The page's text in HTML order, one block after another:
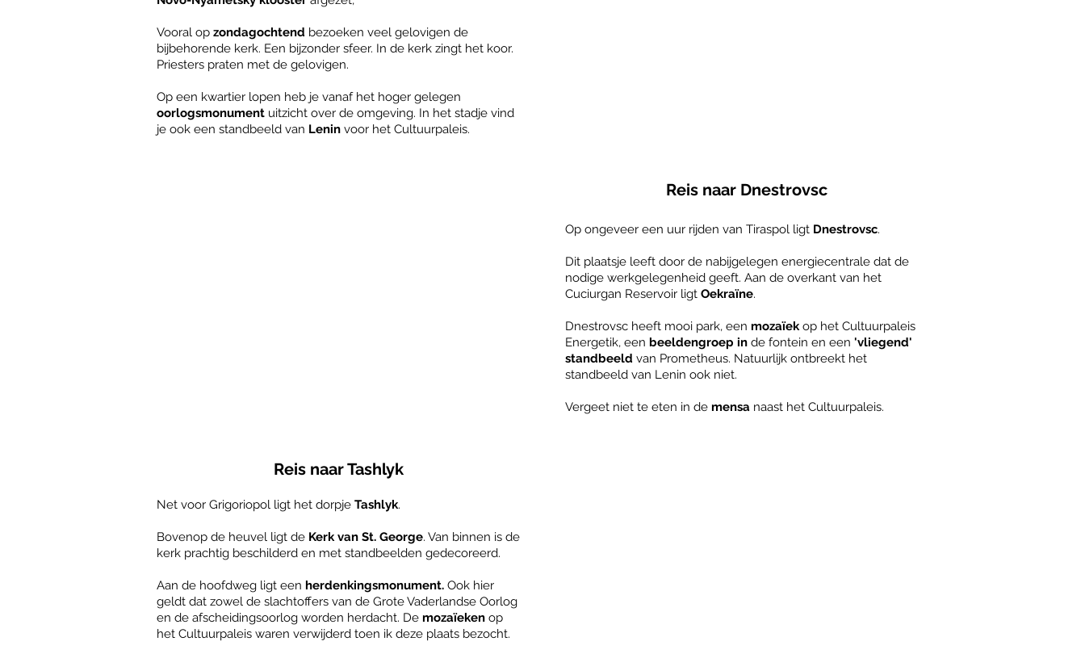
Vooral op zondagochtend bezoeken veel gelovigen de
bijbehorende kerk. Een bijzonder sfeer. In de kerk zingt het koor.
Priesters praten met de gelovigen.
Op een kwartier lopen heb je vanaf het hoger gelegen
oorlogsmonument uitzicht over de omgeving. In het stadje vind
je ook een standbeeld van Lenin voor het Cultuurpaleis.
Reis naar Dnestrovsc
Op ongeveer een uur rijden van Tiraspol ligt Dnestrovsc.
Dit plaatsje leeft door de nabijgelegen energiecentrale dat de
nodige werkgelegenheid geeft. Aan de overkant van het
Cuciurgan Reservoir ligt Oekraïne.
Dnestrovsc heeft mooi park, een mozaïekop het Cultuurpaleis
Energetik, een beeldengroep in de fontein en een 'vliegend'
standbeeld van Prometheus. Natuurlijk ontbreekt het
standbeeld van Lenin ook niet.
Vergeet niet te eten in de mensa naast het Cultuurpaleis.
Reis naar Tashlyk
Net voor Grigoriopol ligt het dorpje Tashlyk.
Bovenop de heuvel ligt de Kerk van St. George. Van binnen is de
kerk prachtig beschilderd en met standbeelden gedecoreerd.
Aan de hoofdweg ligt een herdenkingsmonument. Ook hier
geldt dat zowel de slachtoffers van de Grote Vaderlandse Oorlog
en de afscheidingsoorlog worden herdacht. De mozaïeken op
het Cultuurpaleis waren verwijderd toen ik deze plaats bezocht.